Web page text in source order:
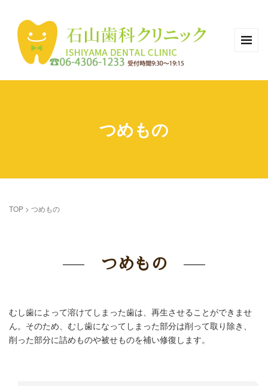
つめもの
TOP > つめもの
つめもの
むし歯によって溶けてしまった歯は、再生させることができませ
ん。そのため、むし歯になってしまった部分は削って取り除き、
削った部分に詰めものや被せものを補い修復します。